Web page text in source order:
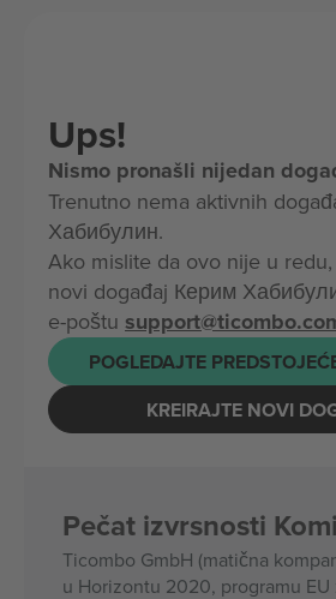
Ups!
Nismo pronašli nijedan
Trenutno nema aktivnih
Хабибулин.
Ako mislite da ovo nije u
novi događaj Керим
e-poštu
POGLEDAJTE
KREIRAJTE NOVI
Pečat izvrsnosti
Ticombo GmbH (matična
u Horizontu 2020, programu EU